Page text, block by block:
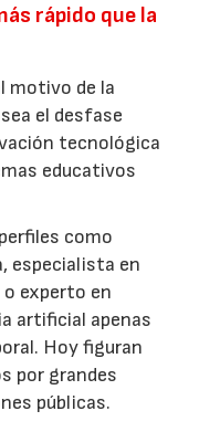
rápido que la
motivo de la
el desfase
tecnológica
educativos
como
especialista en
o experto en
artificial apenas
Hoy figuran
por grandes
públicas.